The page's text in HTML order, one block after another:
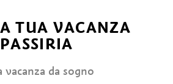
TUA VACANZA
da sogno